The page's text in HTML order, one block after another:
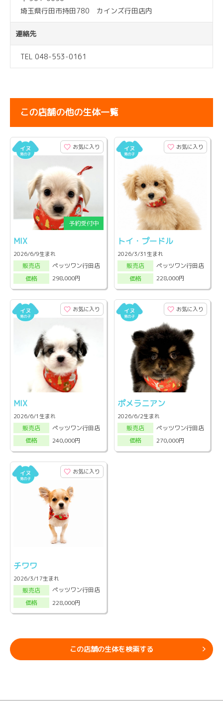
埼玉県行田市持田780 カインズ行田店内
連絡先
TEL 048-553-0161
この店舗の他の生体一覧
お気に入り
MIX
2026/6/9生まれ
販売店
ペッツワン行田店
価格
298,000円
お気に入り
トイ・プードル
2026/3/31生まれ
販売店
ペッツワン行田店
価格
228,000円
お気に入り
MIX
2026/6/1生まれ
販売店
ペッツワン行田店
価格
240,000円
お気に入り
ポメラニアン
2026/6/2生まれ
販売店
ペッツワン行田店
価格
270,000円
お気に入り
チワワ
2026/3/17生まれ
販売店
ペッツワン行田店
価格
228,000円
この店舗の生体を検索する